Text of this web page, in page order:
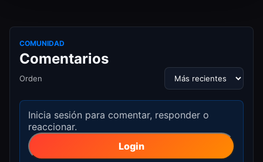
COMUNIDAD
Comentarios
Orden
Inicia sesión para comentar, responder o
reaccionar.
Login